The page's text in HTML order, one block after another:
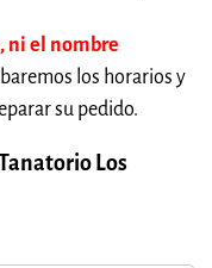
ni el nombre
los horarios y
su pedido.
Los